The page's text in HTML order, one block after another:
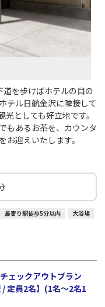
を歩けばホテルの目の
テル日航金沢に隣接して
としても好立地です。
もあるお茶を、カウンタ
迎えいたします。
最寄り駅徒歩5分以内 大浴場
ェックアウトプラン
/ 定員2名】(1名～2名1